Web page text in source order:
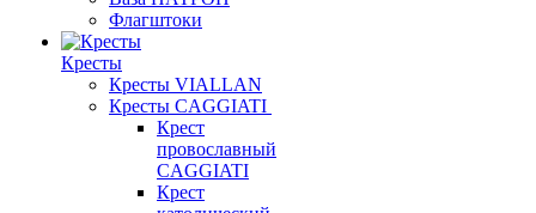
Флагштоки
Кресты
Кресты VIALLAN
Кресты CAGGIATI
Крест
провославный
CAGGIATI
Крест